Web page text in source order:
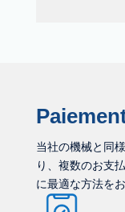
当社の機械と同
り、複数のお支
に最適な方法を